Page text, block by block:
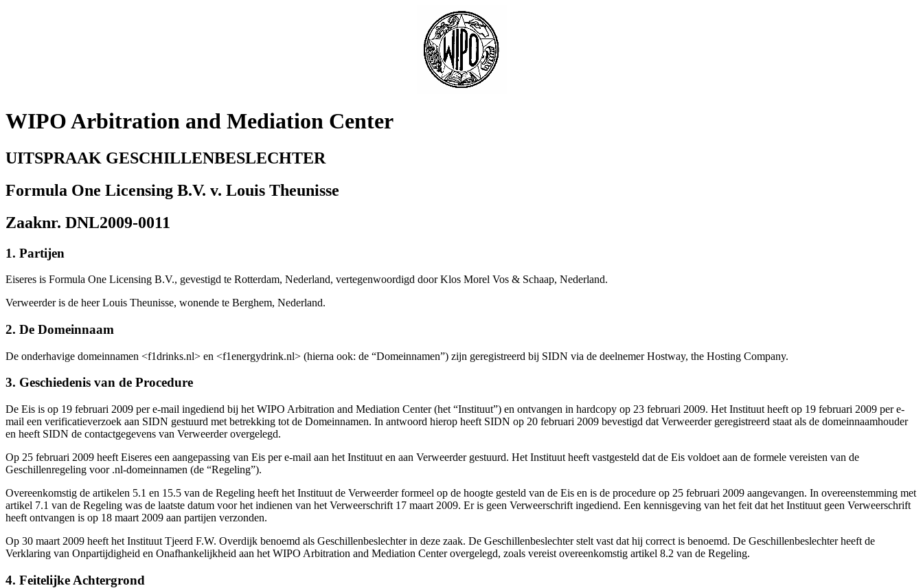
WIPO Arbitration and Mediation Center
UITSPRAAK GESCHILLENBESLECHTER
Formula One Licensing B.V. v. Louis Theunisse
Zaaknr. DNL2009-0011
1. Partijen
Eiseres is Formula One Licensing B.V., gevestigd te Rotterdam, Nederland, vertegenwoordigd door Klos Morel Vos & Schaap, Nederland.
Verweerder is de heer Louis Theunisse, wonende te Berghem, Nederland.
2. De Domeinnaam
De onderhavige domeinnamen <f1drinks.nl> en <f1energydrink.nl> (hierna ook: de “Domeinnamen”) zijn geregistreerd bij SIDN via de deelnemer Hostway, the Hosting Company.
3. Geschiedenis van de Procedure
De Eis is op 19 februari 2009 per e-mail ingediend bij het WIPO Arbitration and Mediation Center (het “Instituut”) en ontvangen in hardcopy op 23 februari 2009. Het Instituut heeft op 19 februari 2009 per e-
mail een verificatieverzoek aan SIDN gestuurd met betrekking tot de Domeinnamen. In antwoord hierop heeft SIDN op 20 februari 2009 bevestigd dat Verweerder geregistreerd staat als de domeinnaamhouder
en heeft SIDN de contactgegevens van Verweerder overgelegd.
Op 25 februari 2009 heeft Eiseres een aangepassing van Eis per e-mail aan het Instituut en aan Verweerder gestuurd. Het Instituut heeft vastgesteld dat de Eis voldoet aan de formele vereisten van de
Geschillenregeling voor .nl-domeinnamen (de “Regeling”).
Overeenkomstig de artikelen 5.1 en 15.5 van de Regeling heeft het Instituut de Verweerder formeel op de hoogte gesteld van de Eis en is de procedure op 25 februari 2009 aangevangen. In overeenstemming met
artikel 7.1 van de Regeling was de laatste datum voor het indienen van het Verweerschrift 17 maart 2009. Er is geen Verweerschrift ingediend. Een kennisgeving van het feit dat het Instituut geen Verweerschrift
heeft ontvangen is op 18 maart 2009 aan partijen verzonden.
Op 30 maart 2009 heeft het Instituut Tjeerd F.W. Overdijk benoemd als Geschillenbeslechter in deze zaak. De Geschillenbeslechter stelt vast dat hij correct is benoemd. De Geschillenbeslechter heeft de
Verklaring van Onpartijdigheid en Onafhankelijkheid aan het WIPO Arbitration and Mediation Center overgelegd, zoals vereist overeenkomstig artikel 8.2 van de Regeling.
4. Feitelijke Achtergrond